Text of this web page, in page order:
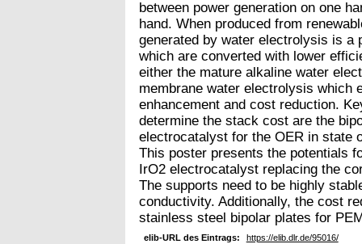
between power generation on one
hand. When produced from
generated by water electrolysis is
which are converted with lower
either the mature alkaline water
membrane water electrolysis which
enhancement and cost reduction.
determine the stack cost are the
electrocatalyst for the OER in state
This poster presents the potentials
IrO2 electrocatalyst replacing the
The supports need to be highly
conductivity. Additionally, the cost
stainless steel bipolar plates for
elib-URL des Eintrags:
https://elib.dlr.de/95016/